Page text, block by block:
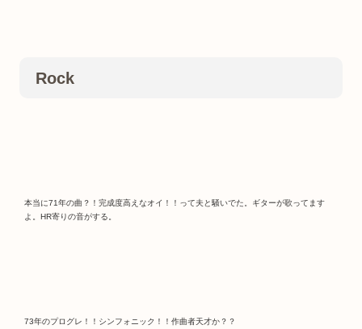
Rock
本当に71年の曲？！完成度高えなオイ！！って夫と騒いでた。ギターが歌ってます
よ。HR寄りの音がする。
73年のプログレ！！シンフォニック！！作曲者天才か？？